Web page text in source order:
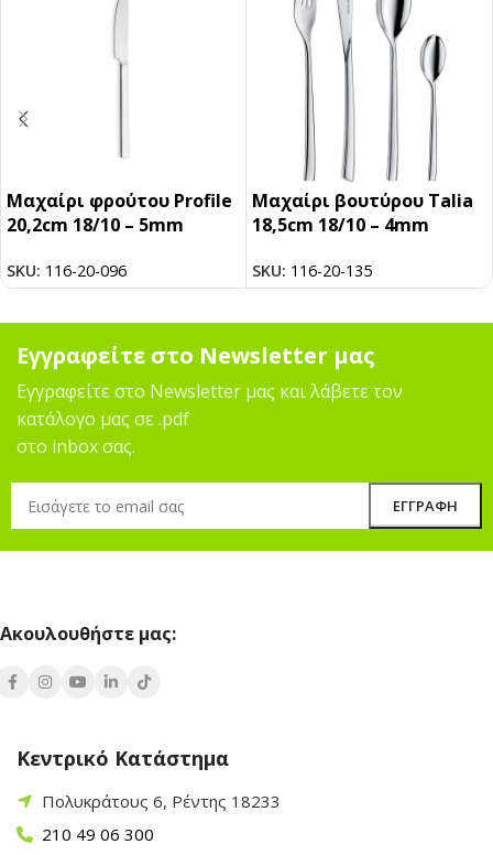
Μαχαίρι φρούτου Profile
20,2cm 18/10 – 5mm
SKU: 116-20-096
Μαχαίρι βουτύρου Talia
18,5cm 18/10 – 4mm
SKU: 116-20-135
Εγγραφείτε στο Newsletter μας
Εγγραφείτε στο Newsletter μας και λάβετε τον
κατάλογο μας σε .pdf
στο inbox σας.
Ακουλουθήστε μας:
Κεντρικό Κατάστημα
Πολυκράτους 6, Ρέντης 18233
210 49 06 300